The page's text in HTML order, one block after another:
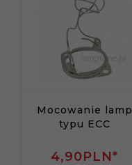
Mocowanie lamp
typu ECC
4,90PLN*